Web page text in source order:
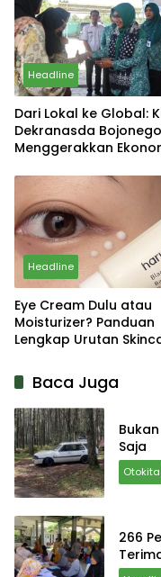
Headline
Dari Lokal ke Global:
Dekranasda
Menggerakkan
Headline
Eye Cream Dulu atau
Moisturizer? Panduan
Lengkap Urutan
Baca Juga
Saja
Otokita
266